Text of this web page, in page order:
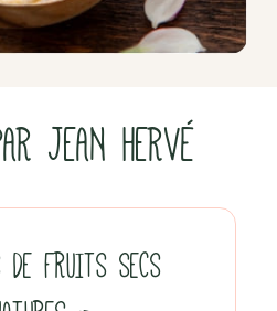
JEAN HERVÉ
DE FRUITS SECS